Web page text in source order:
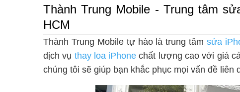
Thành Trung Mobile - Trung tâm
HCM
Thành Trung Mobile tự hào là trung tâmsửa
dịch vụ thay loa iPhone chất lượng cao với giá
chúng tôi sẽ giúp bạn khắc phục mọi vấn đề liên